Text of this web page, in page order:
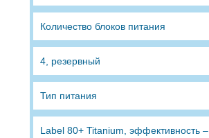
Количество блоков питания
4, резервный
Тип питания
Label 80+ Titanium, эффективность